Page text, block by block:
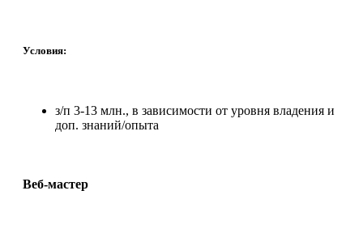
Условия:
з/п 3-13 млн., в зависимости от уровня владения и
доп. знаний/опыта
Веб-мастер